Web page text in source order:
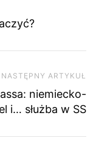
NASTĘPNY ARTYKUŁ
niemiecko-
i… służba w SS